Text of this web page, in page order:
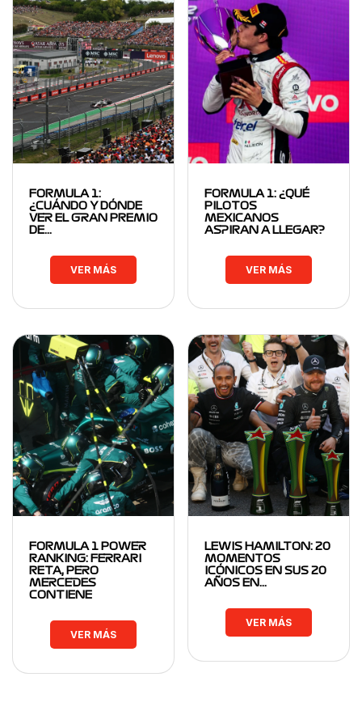
FORMULA 1:
¿CUÁNDO Y DÓNDE
VER EL GRAN PREMIO
DE…
VER MÁS
FORMULA 1: ¿QUÉ
PILOTOS
MEXICANOS
ASPIRAN A LLEGAR?
VER MÁS
FORMULA 1 POWER
RANKING: FERRARI
RETA, PERO
MERCEDES
CONTIENE
VER MÁS
LEWIS HAMILTON: 20
MOMENTOS
ICÓNICOS EN SUS 20
AÑOS EN…
VER MÁS